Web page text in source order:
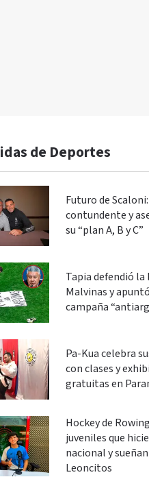
de Deportes
Futuro de
contundente y
su “plan A, B y C”
Tapia defendió la
Malvinas y
campaña
Pa-Kua celebra
con clases y
gratuitas en
Hockey de
juveniles que
nacional y
Leoncitos